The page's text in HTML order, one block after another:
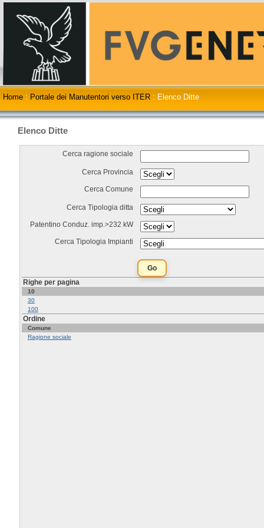
Home : Portale dei Manutentori verso ITER : Elenco Ditte
Elenco Ditte
Cerca ragione sociale
Cerca Provincia
Cerca Comune
Cerca Tipologia ditta
Patentino Conduz. imp.>232 kW
Cerca Tipologia Impianti
Righe per pagina
10
30
100
Ordine
Comune
Ragione sociale